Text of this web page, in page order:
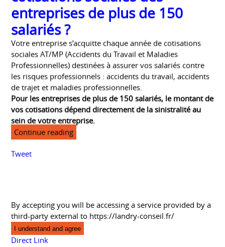
Friday, 22 November 2019
Comment optimiser les
cotisations sociales des
entreprises de plus de 150
salariés ?
Votre entreprise s’acquitte chaque année de cotisations
sociales AT/MP (Accidents du Travail et Maladies
Professionnelles) destinées à assurer vos salariés contre
les risques professionnels : accidents du travail, accidents
de trajet et maladies professionnelles.
Pour les entreprises de plus de 150 salariés, le montant de
vos cotisations dépend directement de la sinistralité au
sein de votre entreprise.
By accepting you will be accessing a service provided by a
third-party external to https://landry-conseil.fr/
I understand and agree
Direct Link